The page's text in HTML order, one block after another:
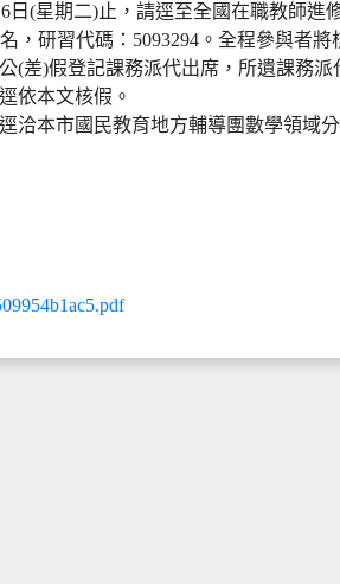
日(星期二)止，請逕至全國在職教師進
名，研習代碼：5093294。全程參與者
(差)假登記課務派代出席，所遺課務派
依本文核假。
洽本市國民教育地方輔導團數學領域